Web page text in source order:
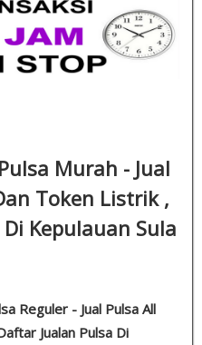
Murah - Jual
Token Listrik ,
Kepulauan Sula
Reguler - Jual Pulsa All
Jualan Pulsa Di